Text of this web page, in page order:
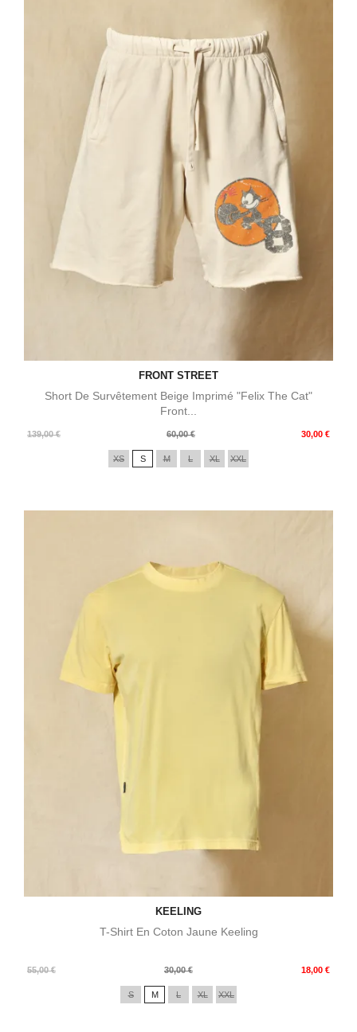
FRONT STREET
Short De Survêtement Beige Imprimé "Felix The Cat"
Front...
139,00 €
Prix
60,00 € 30,00 €
Prix
XS S M L XL XXL
KEELING
T-Shirt En Coton Jaune Keeling
55,00 €
Prix
30,00 € 18,00 €
Prix
S M L XL XXL